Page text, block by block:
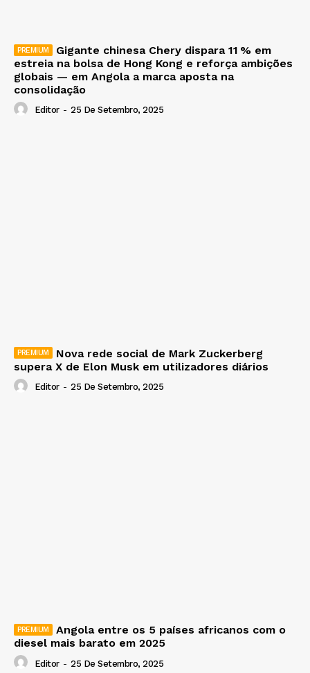
Gigante chinesa Chery dispara 11 % em
estreia na bolsa de Hong Kong e reforça ambições
globais — em Angola a marca aposta na
consolidação
Editor - 25 De Setembro, 2025
Nova rede social de Mark Zuckerberg
supera X de Elon Musk em utilizadores diários
Editor - 25 De Setembro, 2025
Angola entre os 5 países africanos com o
diesel mais barato em 2025
Editor - 25 De Setembro, 2025